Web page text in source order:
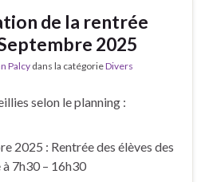
de la rentrée
2025
Palcy dans la catégorieDivers
selon le planning :
2025 : Rentrée des élèves des
7h30 – 16h30